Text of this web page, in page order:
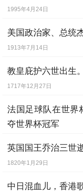
1995年4月24日
美国政治家、总统
1913年7月14日
教皇庇护六世出生。
1717年12月27日
法国足球队在世界
夺世界杯冠军
英国国王乔治三世
1820年1月29日
中日混血儿，香港